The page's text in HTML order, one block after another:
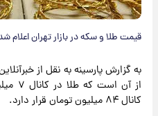
قیمت طلا و سکه در بازار تهران اعلام
به گزارش پارسینه به نقل از
کانال ۸۴ میلیون تومان قرار دارد.